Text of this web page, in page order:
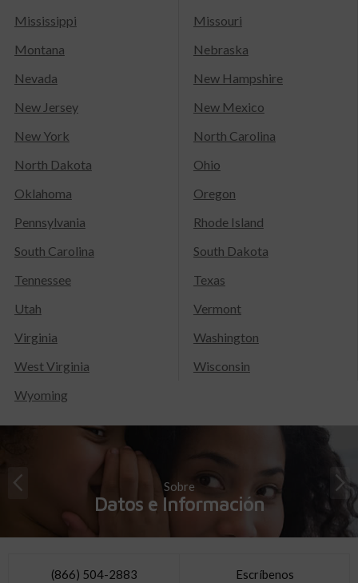
Mississippi
Missouri
Montana
Nebraska
Nevada
New Hampshire
New Jersey
New Mexico
New York
North Carolina
North Dakota
Ohio
Oklahoma
Oregon
Pennsylvania
Rhode Island
South Carolina
South Dakota
Tennessee
Texas
Utah
Vermont
Virginia
Washington
West Virginia
Wisconsin
Wyoming
Sobre
Datos e Información
(866) 504-2883 Escríbenos